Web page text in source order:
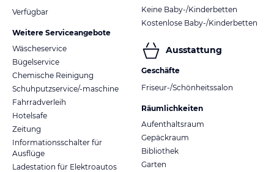
Verfügbar
Weitere Serviceangebote
Wäscheservice
Bügelservice
Chemische Reinigung
Schuhputzservice/-maschine
Fahrradverleih
Hotelsafe
Zeitung
Informationsschalter für
Ausflüge
Ladestation für Elektroautos
Keine Baby-/Kinderbetten
Kostenlose Baby-/Kinderbetten
Ausstattung
Geschäfte
Friseur-/Schönheitssalon
Räumlichkeiten
Aufenthaltsraum
Gepäckraum
Bibliothek
Garten